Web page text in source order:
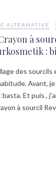
ALTERNATIVE
à
:
des
Avant, je
basta. Et puis ,
à sourcil